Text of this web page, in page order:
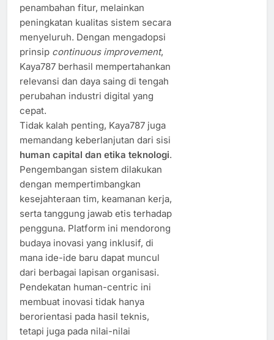
penambahan fitur, melainkan
peningkatan kualitas sistem secara
menyeluruh. Dengan mengadopsi
prinsip continuous improvement,
Kaya787 berhasil mempertahankan
relevansi dan daya saing di tengah
perubahan industri digital yang
cepat.
Tidak kalah penting, Kaya787 juga
memandang keberlanjutan dari sisi
human capital dan etika teknologi.
Pengembangan sistem dilakukan
dengan mempertimbangkan
kesejahteraan tim, keamanan kerja,
serta tanggung jawab etis terhadap
pengguna. Platform ini mendorong
budaya inovasi yang inklusif, di
mana ide-ide baru dapat muncul
dari berbagai lapisan organisasi.
Pendekatan human-centric ini
membuat inovasi tidak hanya
berorientasi pada hasil teknis,
tetapi juga pada nilai-nilai